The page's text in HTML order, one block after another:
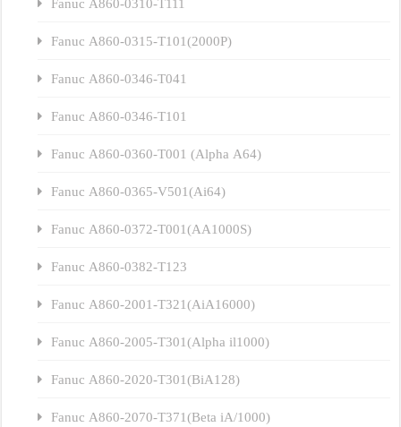
Fanuc A860-0310-T111
Fanuc A860-0315-T101(2000P)
Fanuc A860-0346-T041
Fanuc A860-0346-T101
Fanuc A860-0360-T001 (Alpha A64)
Fanuc A860-0365-V501(Ai64)
Fanuc A860-0372-T001(AA1000S)
Fanuc A860-0382-T123
Fanuc A860-2001-T321(AiA16000)
Fanuc A860-2005-T301(Alpha il1000)
Fanuc A860-2020-T301(BiA128)
Fanuc A860-2070-T371(Beta iA/1000)